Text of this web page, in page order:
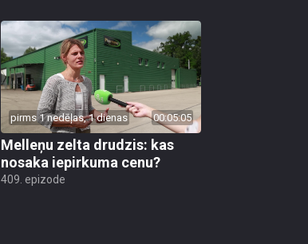
pirms 1 nedēļas, 1 dienas 00:05:05
Melleņu zelta drudzis: kas
nosaka iepirkuma cenu?
409. epizode